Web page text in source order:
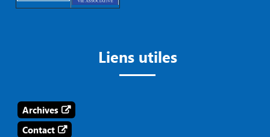
Liens utiles
Archives
Contact